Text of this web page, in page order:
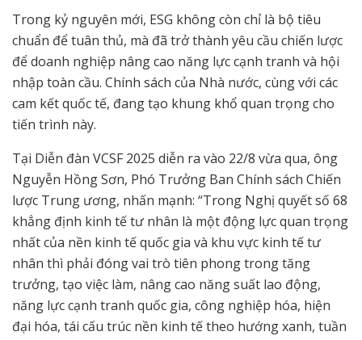
Trong kỷ nguyên mới, ESG không còn chỉ là bộ tiêu
chuẩn để tuân thủ, mà đã trở thành yêu cầu chiến lược
để doanh nghiệp nâng cao năng lực cạnh tranh và hội
nhập toàn cầu. Chính sách của Nhà nước, cùng với các
cam kết quốc tế, đang tạo khung khổ quan trọng cho
tiến trình này.
Tại Diễn đàn VCSF 2025 diễn ra vào 22/8 vừa qua, ông
Nguyễn Hồng Sơn, Phó Trưởng Ban Chính sách Chiến
lược Trung ương, nhấn mạnh: “Trong Nghị quyết số 68
khẳng định kinh tế tư nhân là một động lực quan trọng
nhất của nền kinh tế quốc gia và khu vực kinh tế tư
nhân thì phải đóng vai trò tiên phong trong tăng
trưởng, tạo việc làm, nâng cao năng suất lao động,
năng lực cạnh tranh quốc gia, công nghiệp hóa, hiện
đại hóa, tái cấu trúc nền kinh tế theo hướng xanh, tuần